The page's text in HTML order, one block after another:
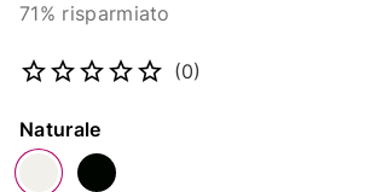
71% risparmiato
(0)
Colore
Naturale